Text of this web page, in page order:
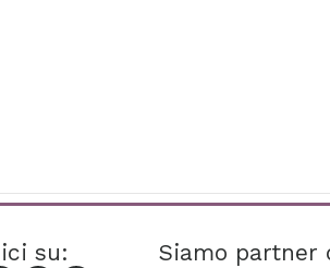
su: Siamo partner